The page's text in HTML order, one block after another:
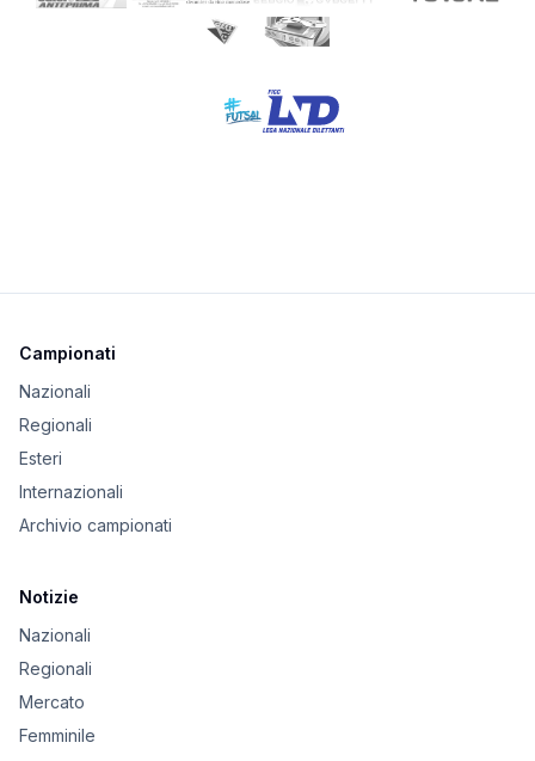
Campionati
Nazionali
Regionali
Esteri
Internazionali
Archivio campionati
Notizie
Nazionali
Regionali
Mercato
Femminile